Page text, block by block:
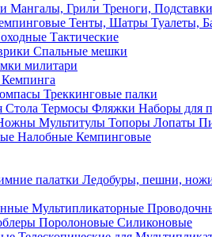
Мангалы, Грили Треноги, Подставки
Тенты, Шатры Туалеты,
Тактические
Спальные мешки
милитари
Треккинговые палки
Стола Термосы Фляжки Наборы для
Мультитулы Топоры Лопаты
Налобные Кемпинговые
палатки Ледобуры, пешни,
Мультипликаторные
Поролоновые Силиконовые